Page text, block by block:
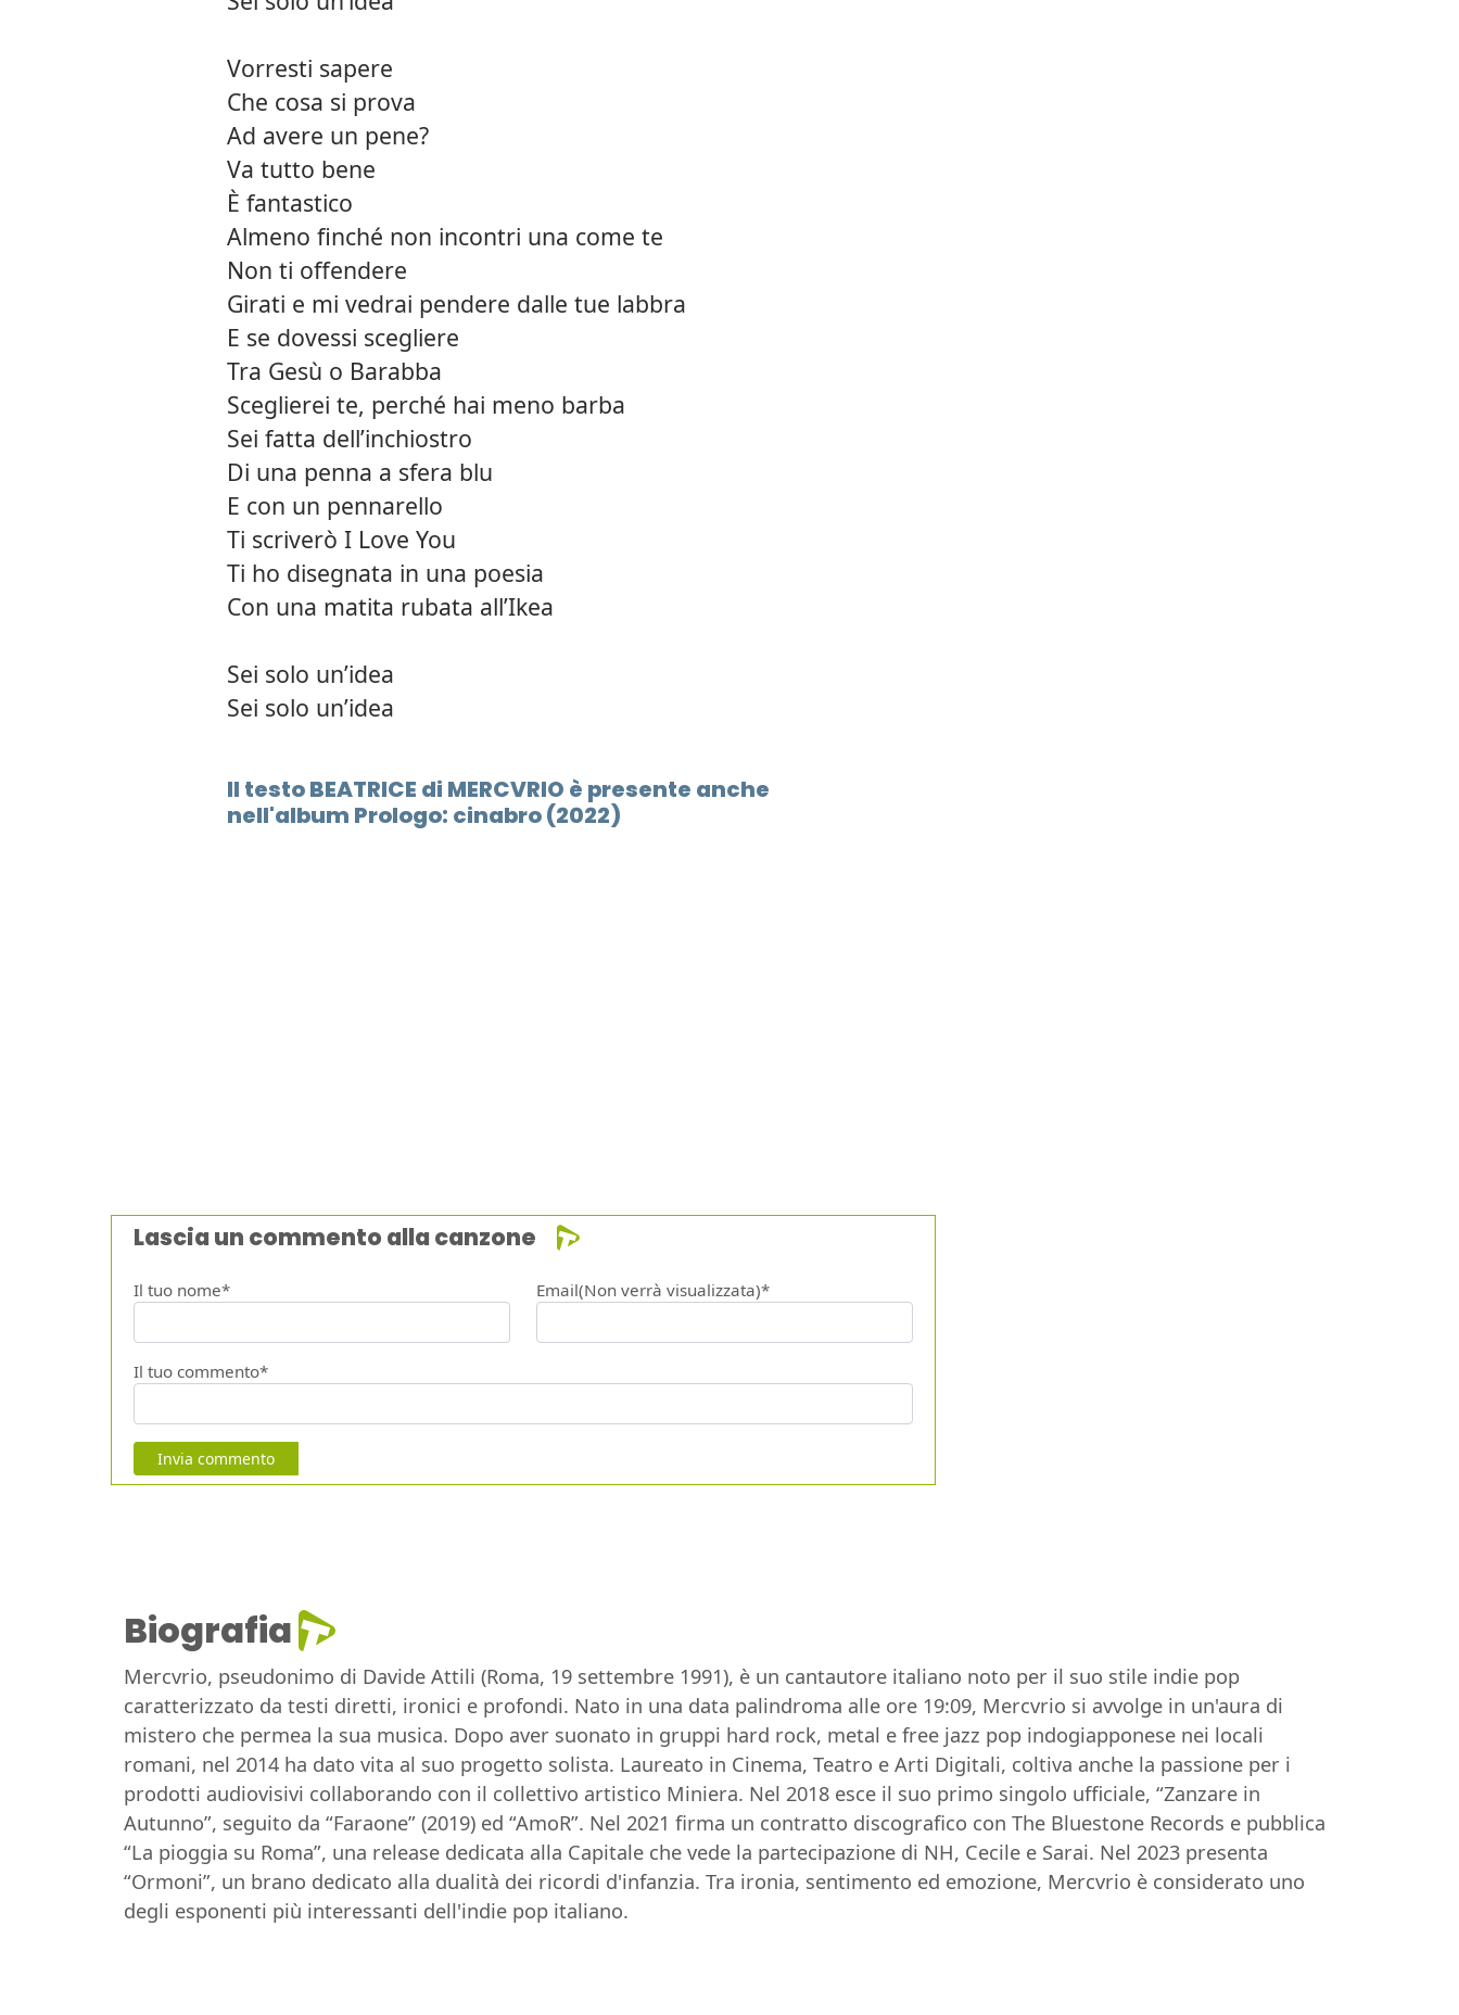
Vorresti sapere
Che cosa si prova
Ad avere un pene?
Va tutto bene
È fantastico
Almeno finché non incontri una come te
Non ti offendere
Girati e mi vedrai pendere dalle tue labbra
E se dovessi scegliere
Tra Gesù o Barabba
Sceglierei te, perché hai meno barba
Sei fatta dell’inchiostro
Di una penna a sfera blu
E con un pennarello
Ti scriverò I Love You
Ti ho disegnata in una poesia
Con una matita rubata all’Ikea
Sei solo un’idea
Sei solo un’idea
Il testo BEATRICE di MERCVRIO è presente anche
nell'album Prologo: cinabro (2022)
Lascia un commento alla canzone
Il tuo nome* Email(Non verrà visualizzata)*
Il tuo commento*
Invia commento
Biografia
Mercvrio, pseudonimo di Davide Attili (Roma, 19 settembre 1991), è un cantautore italiano noto per il suo stile indie pop
caratterizzato da testi diretti, ironici e profondi. Nato in una data palindroma alle ore 19:09, Mercvrio si avvolge in un'aura di
mistero che permea la sua musica. Dopo aver suonato in gruppi hard rock, metal e free jazz pop indogiapponese nei locali
romani, nel 2014 ha dato vita al suo progetto solista. Laureato in Cinema, Teatro e Arti Digitali, coltiva anche la passione per i
prodotti audiovisivi collaborando con il collettivo artistico Miniera. Nel 2018 esce il suo primo singolo ufficiale, “Zanzare in
Autunno”, seguito da “Faraone” (2019) ed “AmoR”. Nel 2021 firma un contratto discografico con The Bluestone Records e pubblica
“La pioggia su Roma”, una release dedicata alla Capitale che vede la partecipazione di NH, Cecile e Sarai. Nel 2023 presenta
“Ormoni”, un brano dedicato alla dualità dei ricordi d'infanzia. Tra ironia, sentimento ed emozione, Mercvrio è considerato uno
degli esponenti più interessanti dell'indie pop italiano.